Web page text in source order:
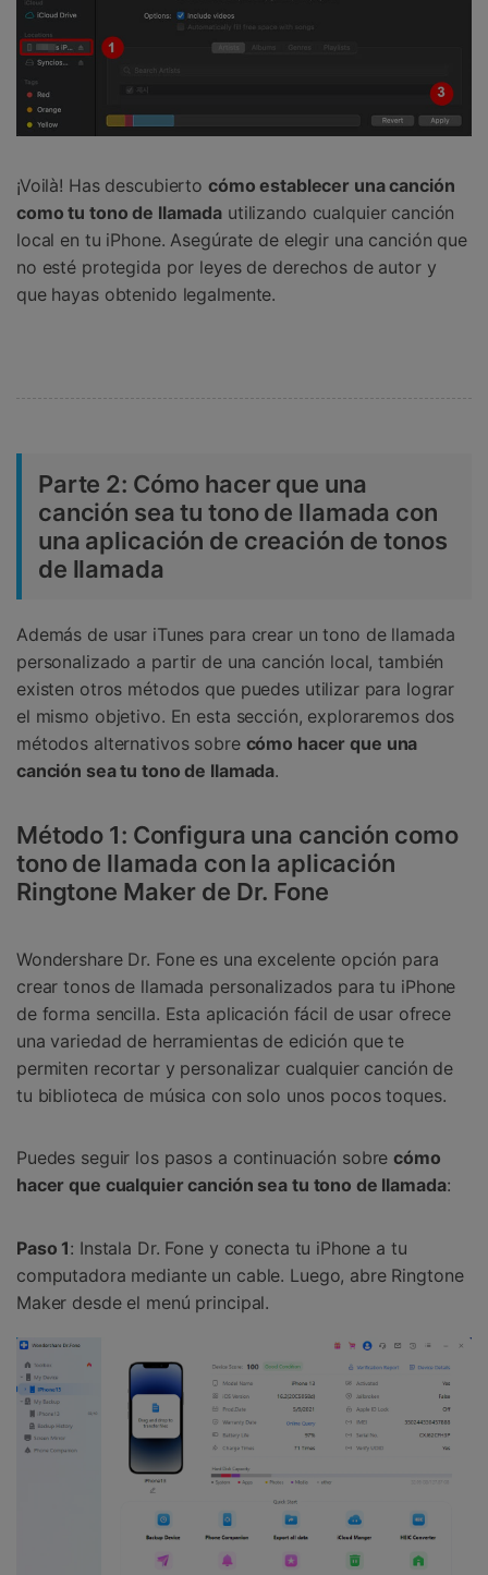
¡Voilà! Has descubierto cómo establecer una canción
como tu tono de llamada utilizando cualquier canción
local en tu iPhone. Asegúrate de elegir una canción que
no esté protegida por leyes de derechos de autor y
que hayas obtenido legalmente.
Parte 2: Cómo hacer que una
canción sea tu tono de llamada con
una aplicación de creación de tonos
de llamada
Además de usar iTunes para crear un tono de llamada
personalizado a partir de una canción local, también
existen otros métodos que puedes utilizar para lograr
el mismo objetivo. En esta sección, exploraremos dos
métodos alternativos sobre cómo hacer que una
canción sea tu tono de llamada.
Método 1: Configura una canción como
tono de llamada con la aplicación
Ringtone Maker de Dr. Fone
Wondershare Dr. Fone es una excelente opción para
crear tonos de llamada personalizados para tu iPhone
de forma sencilla. Esta aplicación fácil de usar ofrece
una variedad de herramientas de edición que te
permiten recortar y personalizar cualquier canción de
tu biblioteca de música con solo unos pocos toques.
Puedes seguir los pasos a continuación sobre cómo
hacer que cualquier canción sea tu tono de llamada:
Paso 1: Instala Dr. Fone y conecta tu iPhone a tu
computadora mediante un cable. Luego, abre Ringtone
Maker desde el menú principal.